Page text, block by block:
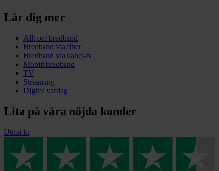
Lär dig mer
Allt om bredband
Bredband via fiber
Bredband via kabel-tv
Mobilt bredband
TV
Streaming
Digital vardag
Lita på våra nöjda kunder
Utmärkt